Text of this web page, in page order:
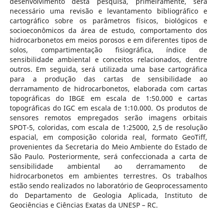
necessário uma revisão e levantamento bibliográfico e
cartográfico sobre os parâmetros físicos, biológicos e
socioeconômicos da área de estudo, comportamento dos
hidrocarbonetos em meios porosos e em diferentes tipos de
solos, compartimentação fisiográfica, índice de
sensibilidade ambiental e conceitos relacionados, dentre
outros. Em seguida, será utilizada uma base cartográfica
para a produção das cartas de sensibilidade ao
derramamento de hidrocarbonetos, elaborada com cartas
topográficas do IBGE em escala de 1:50.000 e cartas
topográficas do IGC em escala de 1:10.000. Os produtos de
sensores remotos empregados serão imagens orbitais
SPOT-5, coloridas, com escala de 1:25000, 2,5 de resolução
espacial, em composição colorida real, formato GeoTiff,
provenientes da Secretaria do Meio Ambiente do Estado de
São Paulo. Posteriormente, será confeccionada a carta de
sensibilidade ambiental ao derramamento de
hidrocarbonetos em ambientes terrestres. Os trabalhos
estão sendo realizados no laboratório de Geoprocessamento
do Departamento de Geologia Aplicada, Instituto de
Geociências e Ciências Exatas da UNESP – RC.